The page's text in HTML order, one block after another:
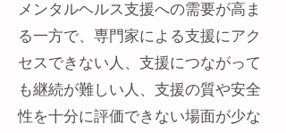
メンタルヘルス支援への需要が高ま
る一方で、専門家による支援にアク
セスできない人、支援につながって
も継続が難しい人、支援の質や安全
性を十分に評価できない場面が少な